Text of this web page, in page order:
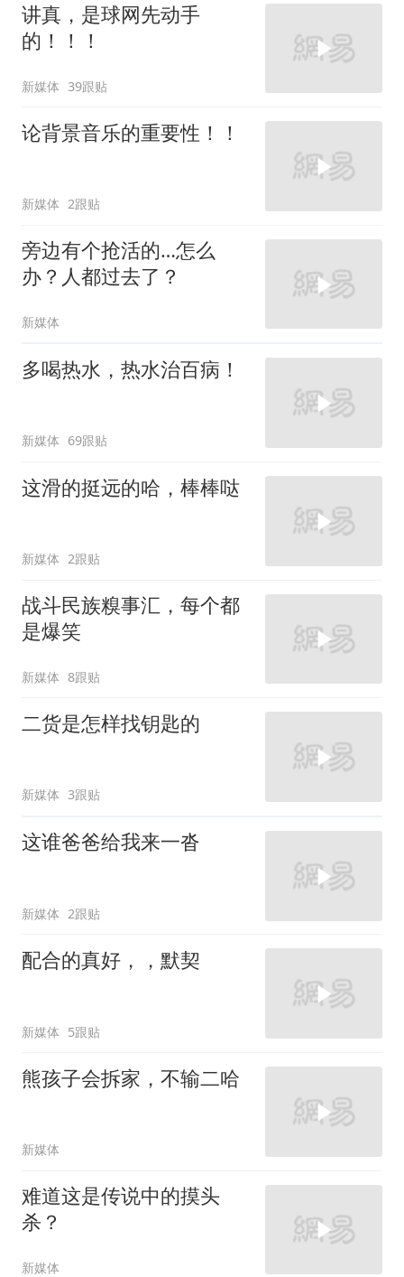
讲真，是球网先动手
的！！！
新媒体 39跟贴
论背景音乐的重要性！！
新媒体 2跟贴
旁边有个抢活的…怎么
办？人都过去了？
新媒体
多喝热水，热水治百病！
新媒体 69跟贴
这滑的挺远的哈，棒棒哒
新媒体 2跟贴
战斗民族糗事汇，每个都
是爆笑
新媒体 8跟贴
二货是怎样找钥匙的
新媒体 3跟贴
这谁爸爸给我来一沓
新媒体 2跟贴
配合的真好，，默契
新媒体 5跟贴
熊孩子会拆家，不输二哈
新媒体
难道这是传说中的摸头
杀？
新媒体